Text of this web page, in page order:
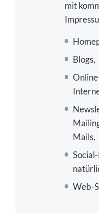
mit
Blogs,
Mails,
Web-